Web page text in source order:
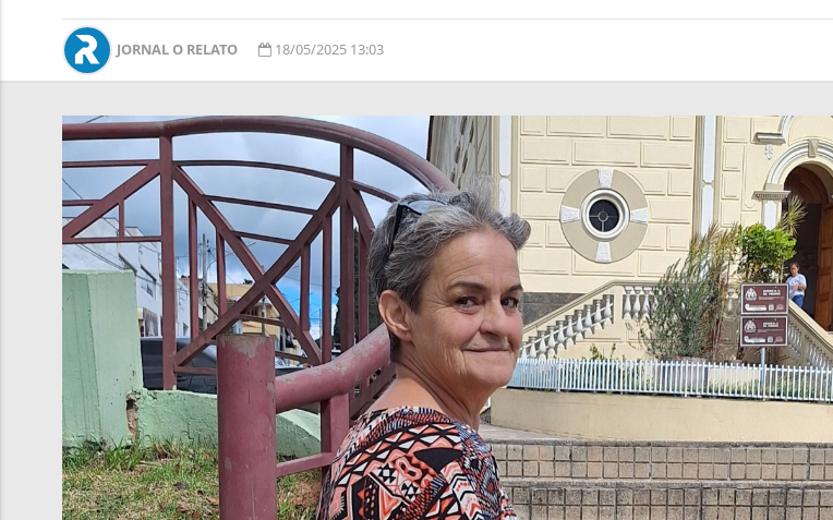
JORNAL O RELATO 18/05/2025 13:03